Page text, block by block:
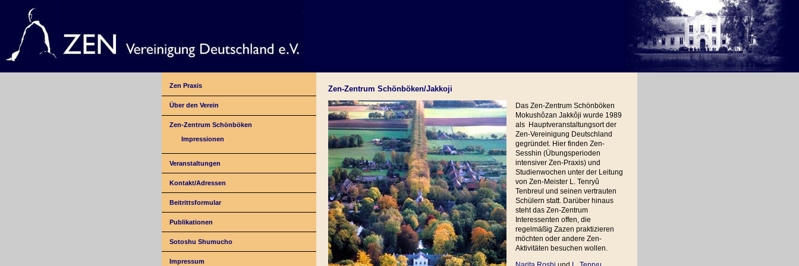
Zen Praxis
Über den Verein
Zen-Zentrum Schönböken
Impressionen
Veranstaltungen
Kontakt/Adressen
Beitrittsformular
Publikationen
Sotoshu Shumucho
Impressum
Zen-Zentrum Schönböken/Jakkoji
Das Zen-Zentrum Schönböken
Mokushôzan Jakkôji wurde 1989
als Hauptveranstaltungsort der
Zen-Vereinigung Deutschland
gegründet. Hier finden Zen-
Sesshin (Übungsperioden
intensiver Zen-Praxis) und
Studienwochen unter der Leitung
von Zen-Meister L. Tenryû
Tenbreul und seinen vertrauten
Schülern statt. Darüber hinaus
steht das Zen-Zentrum
Interessenten offen, die
regelmäßig Zazen praktizieren
möchten oder andere Zen-
Aktivitäten besuchen wollen.